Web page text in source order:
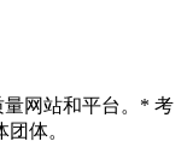
网站和平台。* 考
体。